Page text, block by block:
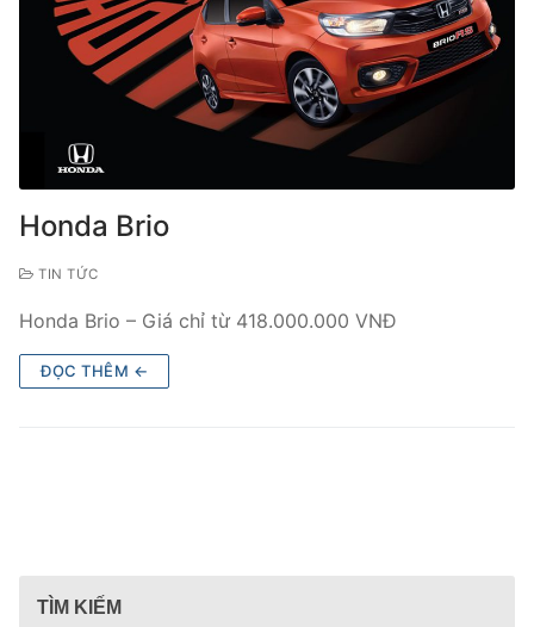
Honda Brio
TIN TỨC
Honda Brio – Giá chỉ từ 418.000.000 VNĐ
ĐỌC THÊM ←
TÌM KIẾM